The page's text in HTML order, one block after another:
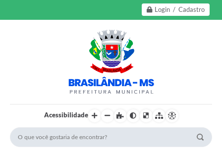
Login / Cadastro
Acessibilidade